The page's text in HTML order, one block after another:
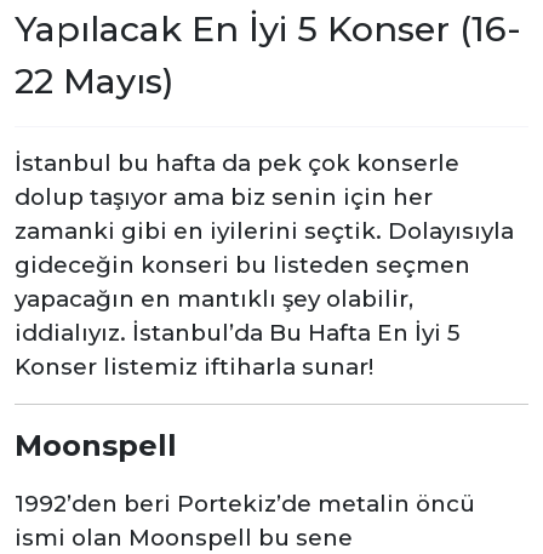
Yapılacak En İyi 5 Konser (16-
22 Mayıs)
İstanbul bu hafta da pek çok konserle
dolup taşıyor ama biz senin için her
zamanki gibi en iyilerini seçtik. Dolayısıyla
gideceğin konseri bu listeden seçmen
yapacağın en mantıklı şey olabilir,
iddialıyız. İstanbul’da Bu Hafta En İyi 5
Konser listemiz iftiharla sunar!
Moonspell
1992’den beri Portekiz’de metalin öncü
ismi olan Moonspell bu sene